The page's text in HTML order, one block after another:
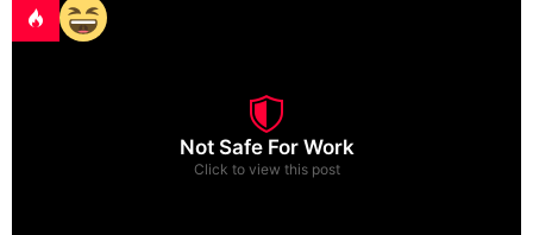
Not Safe For Work
Click to view this post